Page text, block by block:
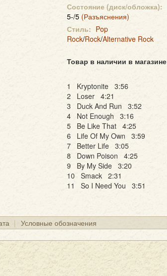
Состояние (диск/обложка):
5-/5 (Разъяснения)
Стиль: Pop
Rock/Rock/Alternative Rock
Товар в наличии в магазине
1 Kryptonite 3:56
2 Loser 4:21
3 Duck And Run 3:52
4 Not Enough 3:16
5 Be Like That 4:25
6 Life Of My Own 3:59
7 Better Life 3:05
8 Down Poison 4:25
9 By My Side 3:20
10 Smack 2:31
11 So I Need You 3:51
Условные обозначения